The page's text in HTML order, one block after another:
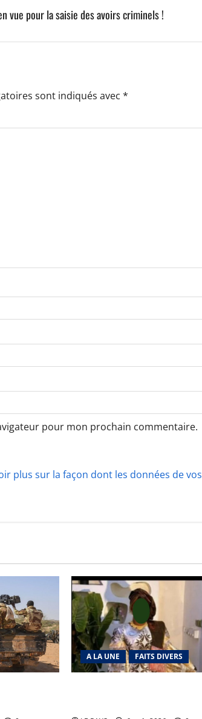
vue pour la saisie des avoirs criminels !
sont indiqués avec *
pour mon prochain commentaire.
plus sur la façon dont les données de vos
A LA UNE FAITS DIVERS